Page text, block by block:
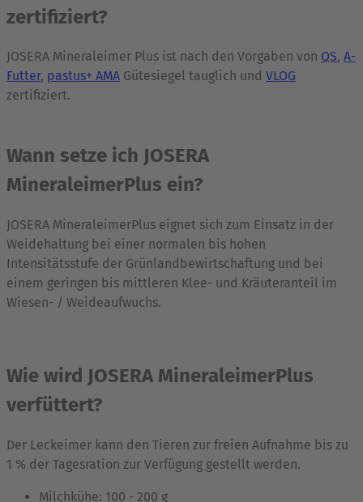
zertifiziert?
JOSERA Mineraleimer Plus ist nach den Vorgaben von QS, A-
Futter, pastus+ AMA Gütesiegel tauglich und VLOG
zertifiziert.
Wann setze ich JOSERA
MineraleimerPlus ein?
JOSERA MineraleimerPlus eignet sich zum Einsatz in der
Weidehaltung bei einer normalen bis hohen
Intensitätsstufe der Grünlandbewirtschaftung und bei
einem geringen bis mittleren Klee- und Kräuteranteil im
Wiesen- / Weideaufwuchs.
Wie wird JOSERA MineraleimerPlus
verfüttert?
Der Leckeimer kann den Tieren zur freien Aufnahme bis zu
1 % der Tagesration zur Verfügung gestellt werden.
Milchkühe: 100 - 200 g